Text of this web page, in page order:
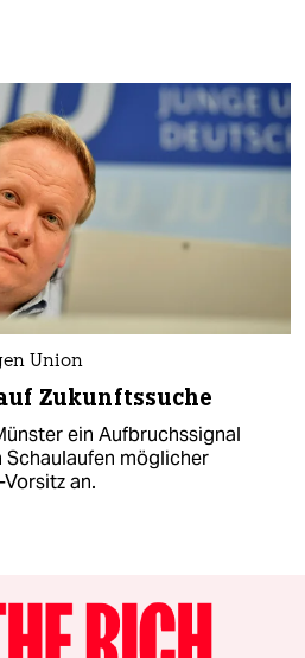
Union
Zukunftssuche
ein Aufbruchssignal
Schaulaufen möglicher
an.